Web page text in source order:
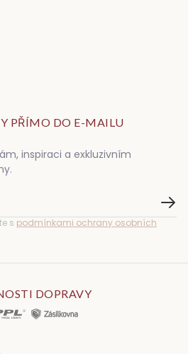
PŘÍMO DO E-MAILU
inspiraci a exkluzivním
s podmínkami ochrany osobních
DOPRAVY